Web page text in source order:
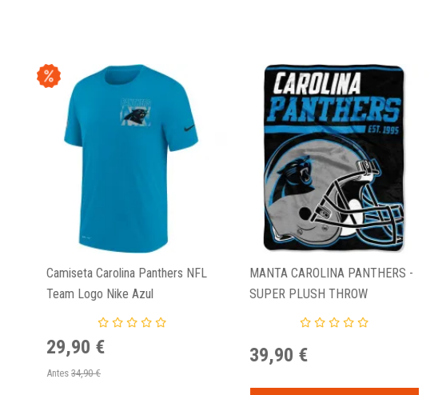
Camiseta Carolina Panthers NFL
Team Logo Nike Azul
29,90 €
Antes 34,90 €
MANTA CAROLINA PANTHERS -
SUPER PLUSH THROW
NORTHWEST
39,90 €